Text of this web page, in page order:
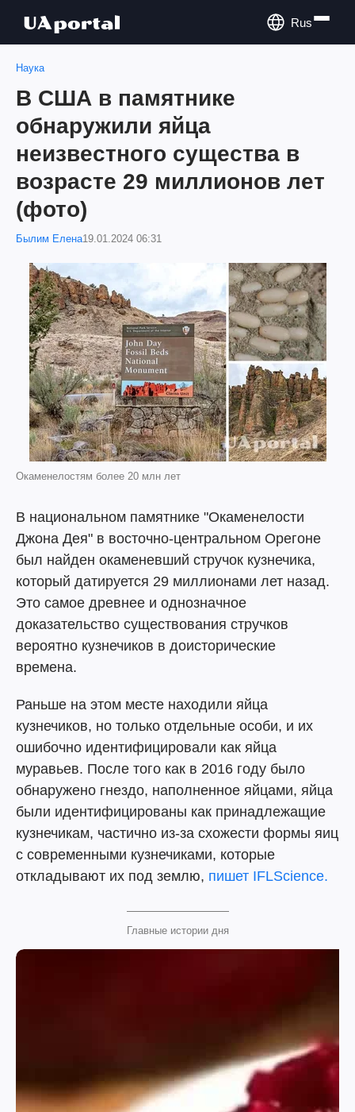
Rus
Наука
В США в памятнике
обнаружили яйца
неизвестного существа в
возрасте 29 миллионов лет
(фото)
Былим Елена19.01.2024 06:31
Окаменелостям более 20 млн лет
В национальном памятнике "Окаменелости
Джона Дея" в восточно-центральном Орегоне
был найден окаменевший стручок кузнечика,
который датируется 29 миллионами лет назад.
Это самое древнее и однозначное
доказательство существования стручков
вероятно кузнечиков в доисторические
времена.
Раньше на этом месте находили яйца
кузнечиков, но только отдельные особи, и их
ошибочно идентифицировали как яйца
муравьев. После того как в 2016 году было
обнаружено гнездо, наполненное яйцами, яйца
были идентифицированы как принадлежащие
кузнечикам, частично из-за схожести формы яиц
с современными кузнечиками, которые
откладывают их под землю, пишет IFLScience.
Главные истории дня